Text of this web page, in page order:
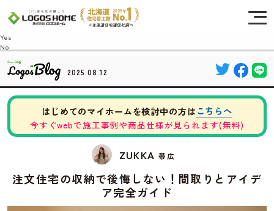
2025.08.12
はじめてのマイホームを検討中の方はこちらへ
今すぐwebで施工事例や商品仕様が見られます(無料)
ZUKKA 帯広
注文住宅の収納で後悔しない！間取りとアイデ
ア完全ガイド
Cookie を使用して、お客様の活動を追跡してもよろしいですか? 当社ではお客様の
プライバシーを極めて重視しています。詳細について、およびご質問がある場合
は、当社のプライバシーポリシーをご覧ください。
Yes
No